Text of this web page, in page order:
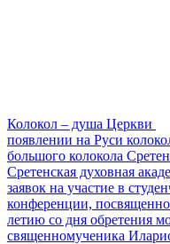
Колокол – душа Церкви
появлении на Руси
большого колокола
Сретенская духовная
заявок на участие в
конференции,
летию со дня обретения
священномученика